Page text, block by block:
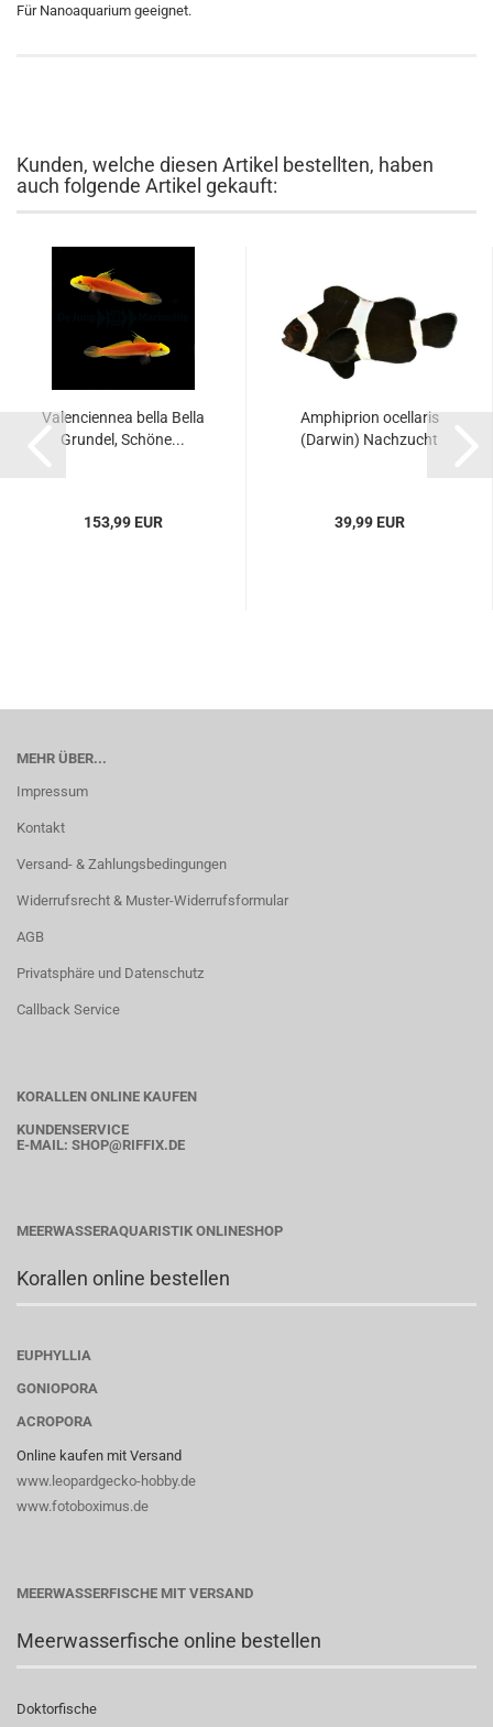
Für Nanoaquarium geeignet.
Kunden, welche diesen Artikel bestellten, haben
auch folgende Artikel gekauft:
Valenciennea bella Bella
Grundel, Schöne...
153,99 EUR
Amphiprion ocellaris
(Darwin) Nachzucht
39,99 EUR
MEHR ÜBER...
Impressum
Kontakt
Versand- & Zahlungsbedingungen
Widerrufsrecht & Muster-Widerrufsformular
AGB
Privatsphäre und Datenschutz
Callback Service
KORALLEN ONLINE KAUFEN
KUNDENSERVICE
E-MAIL: SHOP@RIFFIX.DE
MEERWASSERAQUARISTIK ONLINESHOP
Korallen online bestellen
EUPHYLLIA
GONIOPORA
ACROPORA
Online kaufen mit Versand
www.leopardgecko-hobby.de
www.fotoboximus.de
MEERWASSERFISCHE MIT VERSAND
Meerwasserfische online bestellen
Doktorfische